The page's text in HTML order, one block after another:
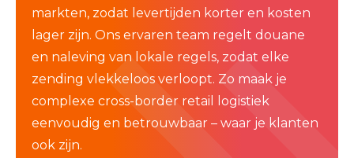
markten, zodat levertijden korter en kosten
lager zijn. Ons ervaren team regelt douane
en naleving van lokale regels, zodat elke
zending vlekkeloos verloopt. Zo maak je
complexe cross-border retail logistiek
eenvoudig en betrouwbaar – waar je klanten
ook zijn.